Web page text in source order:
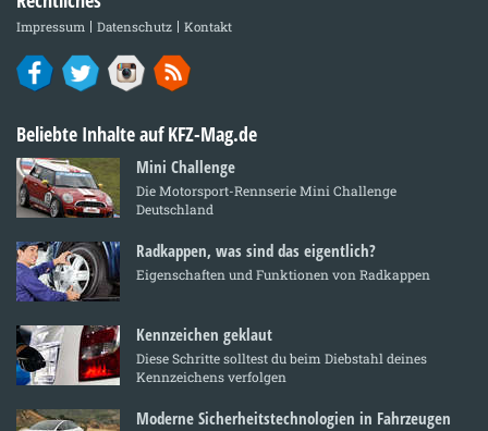
Impressum Datenschutz Kontakt
Beliebte Inhalte auf KFZ-Mag.de
Mini Challenge
Die Motorsport-Rennserie Mini Challenge
Deutschland
Radkappen, was sind das eigentlich?
Eigenschaften und Funktionen von Radkappen
Kennzeichen geklaut
Diese Schritte solltest du beim Diebstahl deines
Kennzeichens verfolgen
Moderne Sicherheitstechnologien in Fahrzeugen